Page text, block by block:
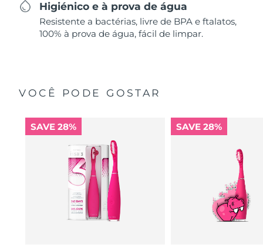
Higiénico e à prova de água
Resistente a bactérias, livre de BPA e ftalatos,
100% à prova de água, fácil de limpar.
VOCÊ PODE GOSTAR
SAVE 28% SAVE 28%